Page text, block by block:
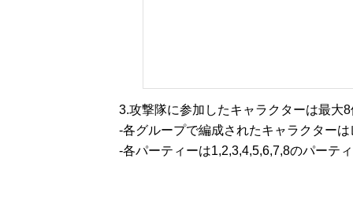
3.攻撃隊に参加したキャラクターは最大
-各グループで編成されたキャラクター
-各パーティーは1,2,3,4,5,6,7,8のパーテ